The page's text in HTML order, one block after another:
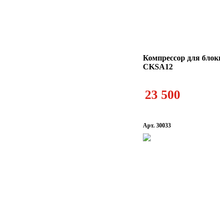
Компрессор для
CKSA12
23 500
Арт. 30033